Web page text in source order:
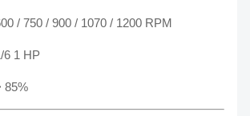
/ 750 / 900 / 1070 / 1200 RPM
6 1 HP
85%